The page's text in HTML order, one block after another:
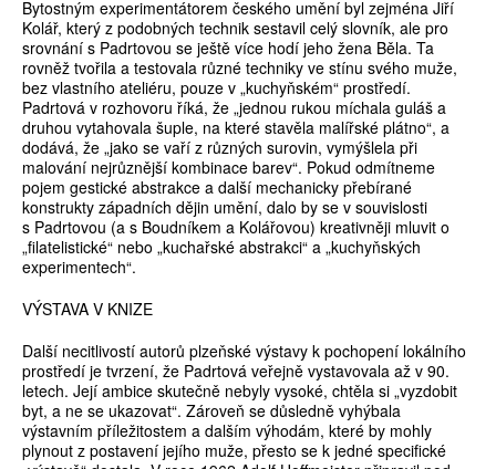
Bytostným experimentátorem českého umění byl zejména Jiří
Kolář, který z podobných technik sestavil celý slovník, ale pro
srovnání s Padrtovou se ještě více hodí jeho žena Běla. Ta
rovněž tvořila a testovala různé techniky ve stínu svého muže,
bez vlastního ateliéru, pouze v „kuchyňském“ prostředí.
Padrtová v rozhovoru říká, že „jednou rukou míchala guláš a
druhou vytahovala šuple, na které stavěla malířské plátno“, a
dodává, že „jako se vaří z různých surovin, vymýšlela při
malování nejrůznější kombinace barev“. Pokud odmítneme
pojem gestické abstrakce a další mechanicky přebírané
konstrukty západních dějin umění, dalo by se v souvislosti
s Padrtovou (a s Boudníkem a Kolářovou) kreativněji mluvit o
„filatelistické“ nebo „kuchařské abstrakci“ a „kuchyňských
experimentech“.
VÝSTAVA V KNIZE
Další necitlivostí autorů plzeňské výstavy k pochopení lokálního
prostředí je tvrzení, že Padrtová veřejně vystavovala až v 90.
letech. Její ambice skutečně nebyly vysoké, chtěla si „vyzdobit
byt, a ne se ukazovat“. Zároveň se důsledně vyhýbala
výstavním příležitostem a dalším výhodám, které by mohly
plynout z postavení jejího muže, přesto se k jedné specifické